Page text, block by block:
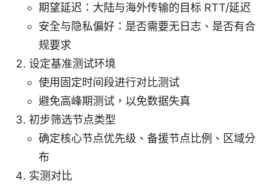
期望延迟：大陆与海外传输的目标 RTT/延迟
安全与隐私偏好：是否需要无日志、是否有合
规要求
设定基准测试环境
使用固定时间段进行对比测试
避免高峰期测试，以免数据失真
初步筛选节点类型
确定核心节点优先级、备援节点比例、区域分
布
实测对比